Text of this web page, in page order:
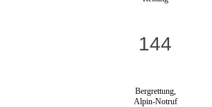
144
Bergrettung,
Alpin-Notruf